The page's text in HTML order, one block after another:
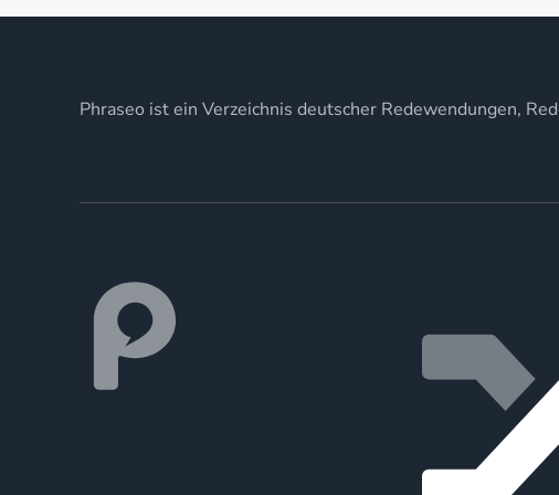
Phraseo ist ein Verzeichnis deutscher Redewendungen,